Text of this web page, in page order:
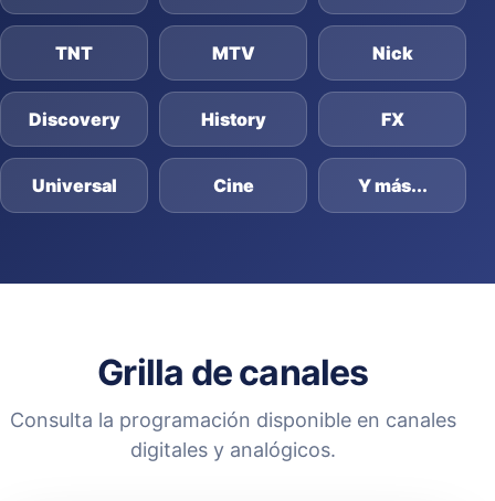
TNT MTV Nick
Discovery History FX
Universal Cine Y más...
Grilla de canales
Consulta la programación disponible en canales
digitales y analógicos.